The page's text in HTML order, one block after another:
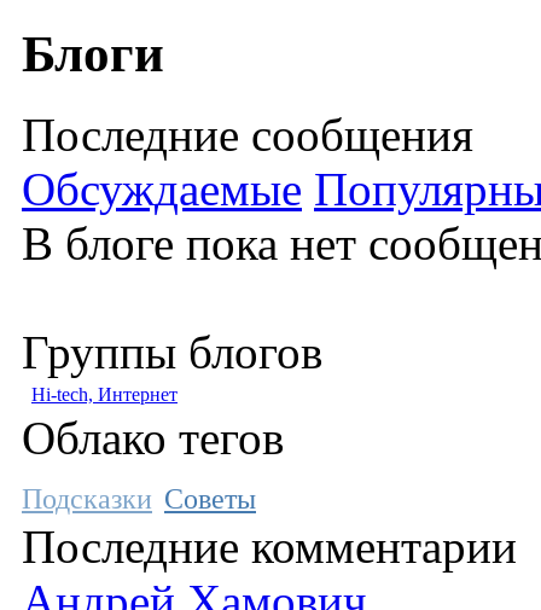
Блоги
Последние сообщения
Обсуждаемые
В блоге пока нет
Группы блогов
Hi-tech, Интернет
Облако тегов
Подсказки Советы
Последние комментарии